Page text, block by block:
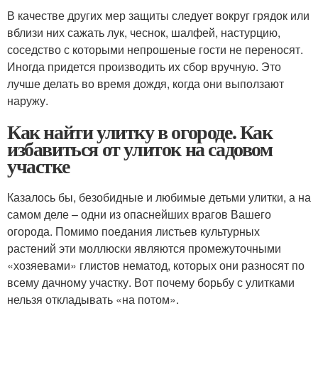
В качестве других мер защиты следует вокруг грядок или
вблизи них сажать лук, чеснок, шалфей, настурцию,
соседство с которыми непрошеные гости не переносят.
Иногда придется производить их сбор вручную. Это
лучше делать во время дождя, когда они выползают
наружу.
Как найти улитку в огороде. Как
избавиться от улиток на садовом
участке
Казалось бы, безобидные и любимые детьми улитки, а на
самом деле – одни из опаснейших врагов Вашего
огорода. Помимо поедания листьев культурных
растений эти моллюски являются промежуточными
«хозяевами» глистов нематод, которых они разносят по
всему дачному участку. Вот почему борьбу с улитками
нельзя откладывать «на потом».